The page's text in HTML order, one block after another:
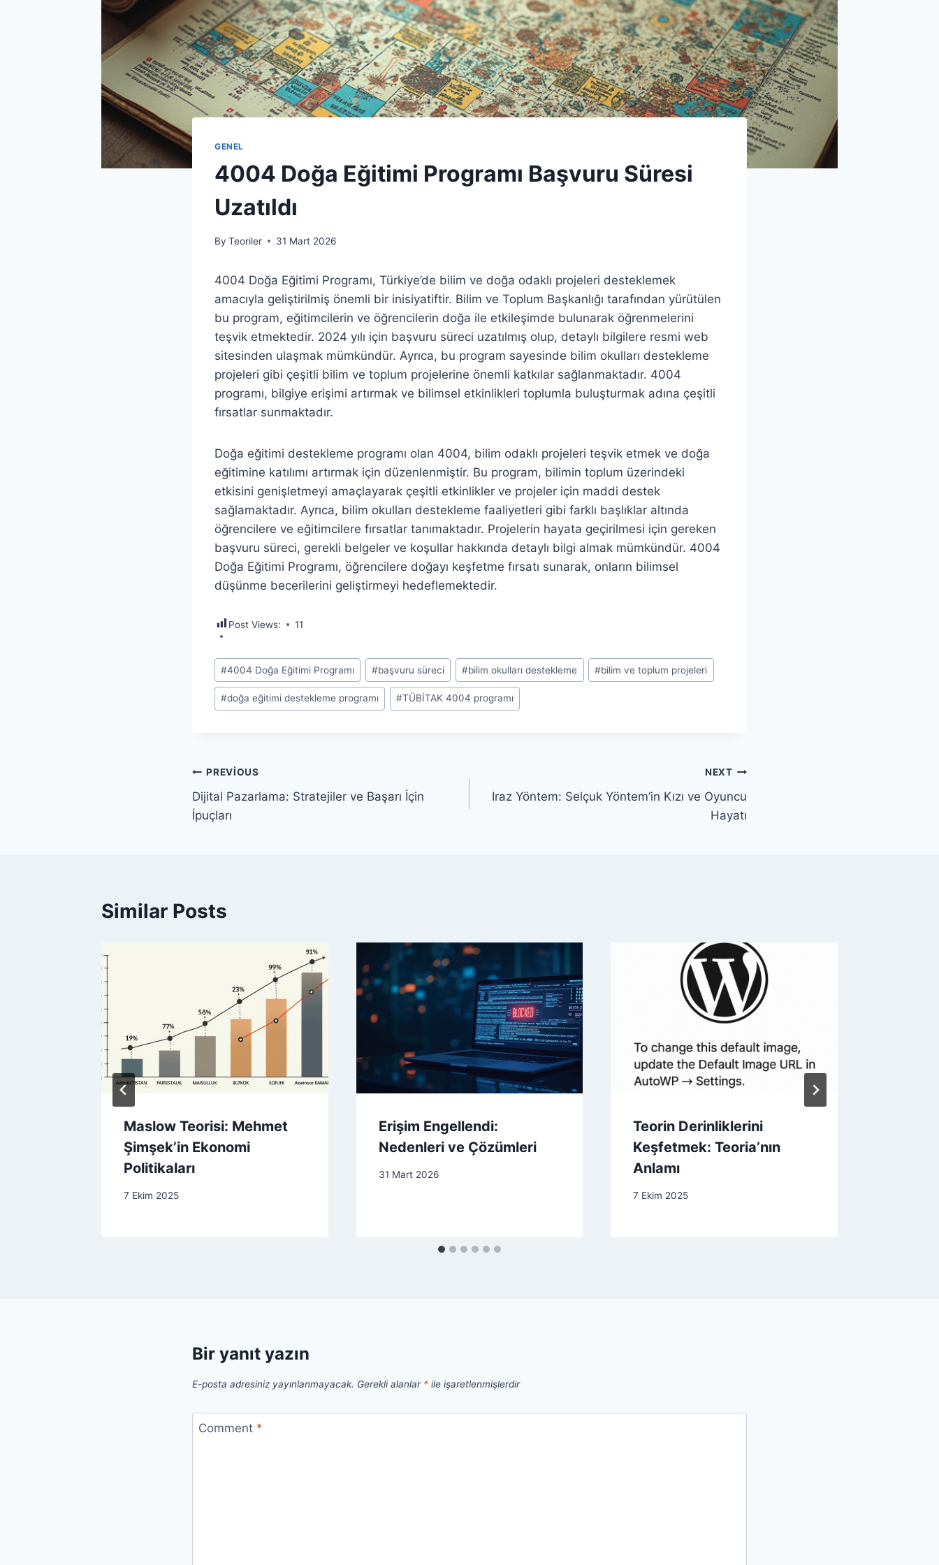
GENEL
4004 Doğa Eğitimi Programı Başvuru Süresi
Uzatıldı
By Teoriler 31 Mart 2026
4004 Doğa Eğitimi Programı, Türkiye’de bilim ve doğa odaklı projeleri desteklemek
amacıyla geliştirilmiş önemli bir inisiyatiftir. Bilim ve Toplum Başkanlığı tarafından yürütülen
bu program, eğitimcilerin ve öğrencilerin doğa ile etkileşimde bulunarak öğrenmelerini
teşvik etmektedir. 2024 yılı için başvuru süreci uzatılmış olup, detaylı bilgilere resmi web
sitesinden ulaşmak mümkündür. Ayrıca, bu program sayesinde bilim okulları destekleme
projeleri gibi çeşitli bilim ve toplum projelerine önemli katkılar sağlanmaktadır. 4004
programı, bilgiye erişimi artırmak ve bilimsel etkinlikleri toplumla buluşturmak adına çeşitli
fırsatlar sunmaktadır.
Doğa eğitimi destekleme programı olan 4004, bilim odaklı projeleri teşvik etmek ve doğa
eğitimine katılımı artırmak için düzenlenmiştir. Bu program, bilimin toplum üzerindeki
etkisini genişletmeyi amaçlayarak çeşitli etkinlikler ve projeler için maddi destek
sağlamaktadır. Ayrıca, bilim okulları destekleme faaliyetleri gibi farklı başlıklar altında
öğrencilere ve eğitimcilere fırsatlar tanımaktadır. Projelerin hayata geçirilmesi için gereken
başvuru süreci, gerekli belgeler ve koşullar hakkında detaylı bilgi almak mümkündür. 4004
Doğa Eğitimi Programı, öğrencilere doğayı keşfetme fırsatı sunarak, onların bilimsel
düşünme becerilerini geliştirmeyi hedeflemektedir.
Post Views: 11
Post
Tags:
#4004 Doğa Eğitimi Programı #başvuru süreci #bilim okulları destekleme #bilim ve toplum projeleri
#doğa eğitimi destekleme programı #TÜBİTAK 4004 programı
Yazı
gezinmesi
PREVIOUS
Dijital Pazarlama: Stratejiler ve Başarı İçin
İpuçları
NEXT
Iraz Yöntem: Selçuk Yöntem’in Kızı ve Oyuncu
Hayatı
Similar Posts
Maslow Teorisi: Mehmet
Şimşek’in Ekonomi
Politikaları
7 Ekim 2025
Erişim Engellendi:
Nedenleri ve Çözümleri
31 Mart 2026
Teorin Derinliklerini
Keşfetmek: Teoria’nın
Anlamı
7 Ekim 2025
Bir yanıt yazın
E-posta adresiniz yayınlanmayacak. Gerekli alanlar * ile işaretlenmişlerdir
Comment *